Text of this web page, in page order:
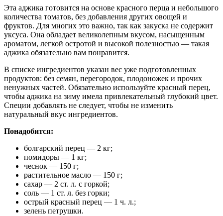
Эта аджика готовится на основе красного перца и небольшого
количества томатов, без добавления других овощей и
фруктов. Для многих это важно, так как закуска не содержит
уксуса. Она обладает великолепным вкусом, насыщенным
ароматом, легкой остротой и высокой полезностью — такая
аджика обязательно вам понравится.
В списке ингредиентов указан вес уже подготовленных
продуктов: без семян, перегородок, плодоножек и прочих
ненужных частей. Обязательно используйте красный перец,
чтобы аджика на зиму имела привлекательный глубокий цвет.
Специи добавлять не следует, чтобы не изменить
натуральный вкус ингредиентов.
Понадобится:
болгарский перец — 2 кг;
помидоры — 1 кг;
чеснок — 150 г;
растительное масло — 150 г;
сахар — 2 ст. л. с горкой;
соль — 1 ст. л. без горки;
острый красный перец — 1 ч. л.;
зелень петрушки.